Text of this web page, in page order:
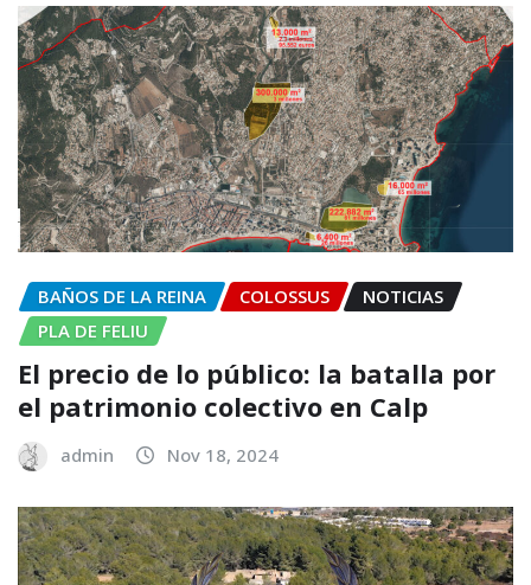
BAÑOS DE LA REINA COLOSSUS
NOTICIAS
PLA DE FELIU
El precio de lo público: la batalla por
el patrimonio colectivo en Calp
admin Nov 18, 2024